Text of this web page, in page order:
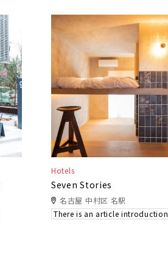
Hotels
Seven Stories
名古屋 中村区 名駅
There is an article introduction